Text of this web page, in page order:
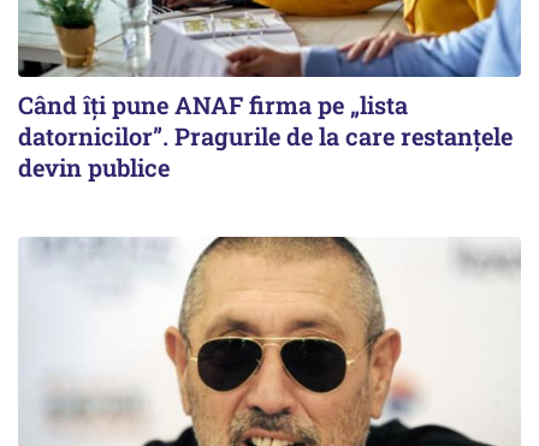
Când îți pune ANAF firma pe „lista
datornicilor”. Pragurile de la care restanțele
devin publice